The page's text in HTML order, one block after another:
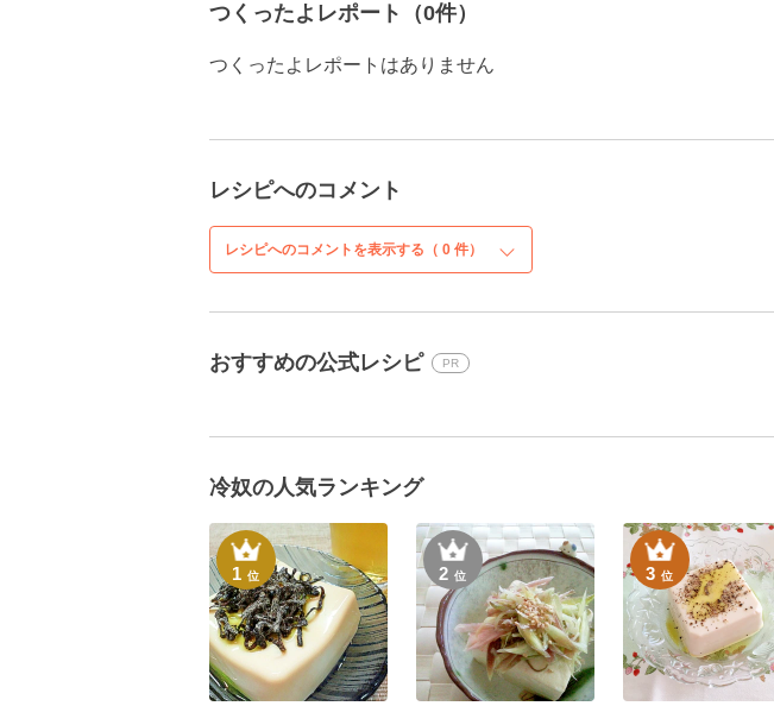
つくったよレポート（0件）
つくったよレポートはありません
レシピへのコメント
レシピへのコメントを表示する（ 0 件）
おすすめの公式レシピ PR
冷奴の人気ランキング
1位 2位 3位